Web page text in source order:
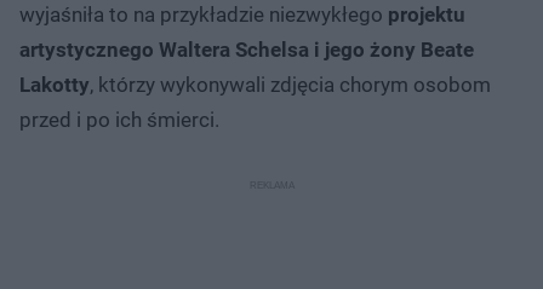
wyjaśniła to na przykładzie niezwykłego projektu
artystycznego Waltera Schelsa i jego żony Beate
Lakotty, którzy wykonywali zdjęcia chorym osobom
przed i po ich śmierci.